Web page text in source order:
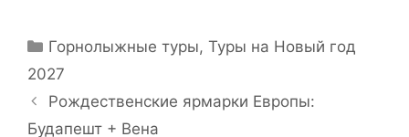
Горнолыжные туры,Туры на Новый год
2027
Рождественские ярмарки Европы:
Будапешт + Вена